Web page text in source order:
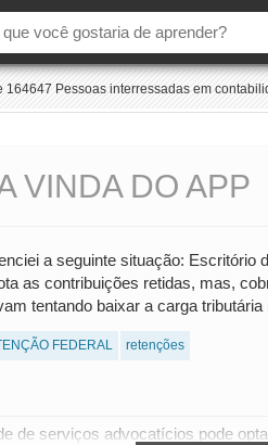
164647 Pessoas interressadas em
VINDA DO APP
a seguinte situação: Escritório
as contribuições retidas, mas,
tentando baixar a carga tributária
FEDERAL retenções
de serviços advocatícios pode